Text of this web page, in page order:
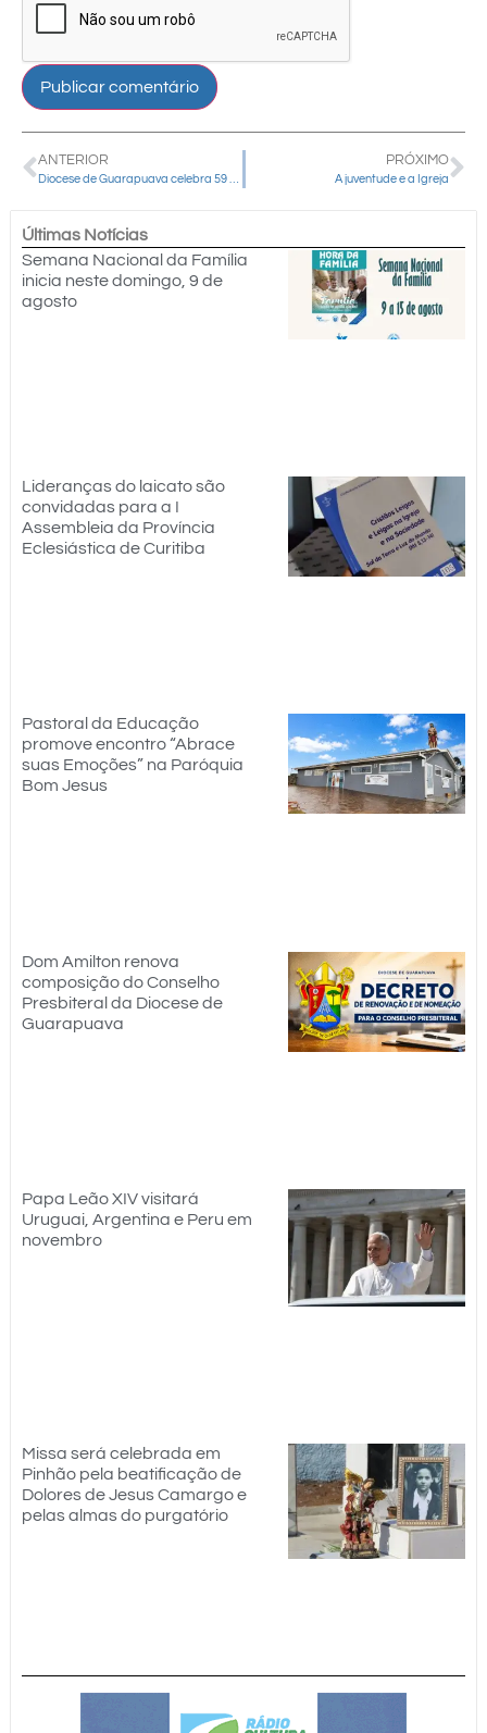
ANTERIOR PRÓXIMO
A juventude e a Igreja
Últimas Notícias
Semana Nacional da Família
inicia neste domingo, 9 de
agosto
Lideranças do laicato são
convidadas para a I
Assembleia da Província
Eclesiástica de Curitiba
Pastoral da Educação
promove encontro “Abrace
suas Emoções” na Paróquia
Bom Jesus
Dom Amilton renova
composição do Conselho
Presbiteral da Diocese de
Guarapuava
Papa Leão XIV visitará
Uruguai, Argentina e Peru em
novembro
Missa será celebrada em
Pinhão pela beatificação de
Dolores de Jesus Camargo e
pelas almas do purgatório